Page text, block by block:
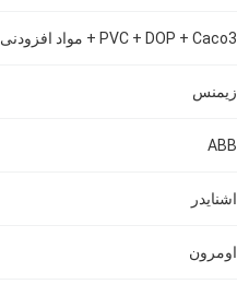
PVC + DOP + Caco3 + مواد افزودنی
زیمنس
ABB
اشنایدر
اومرون